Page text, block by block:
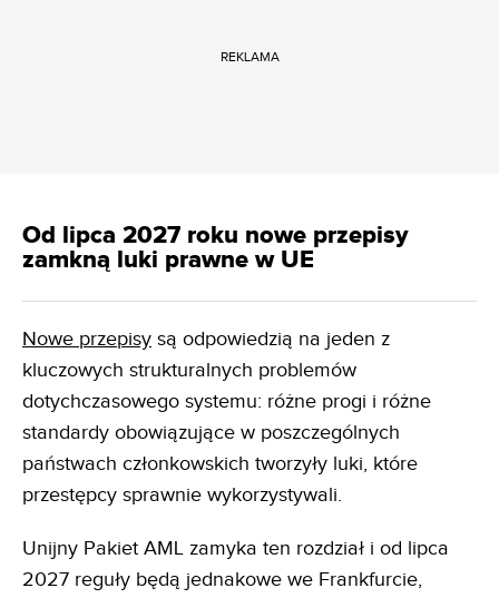
REKLAMA
Od lipca 2027 roku nowe przepisy
zamkną luki prawne w UE
Nowe przepisy są odpowiedzią na jeden z
kluczowych strukturalnych problemów
dotychczasowego systemu: różne progi i różne
standardy obowiązujące w poszczególnych
państwach członkowskich tworzyły luki, które
przestępcy sprawnie wykorzystywali.
Unijny Pakiet AML zamyka ten rozdział i od lipca
2027 reguły będą jednakowe we Frankfurcie,